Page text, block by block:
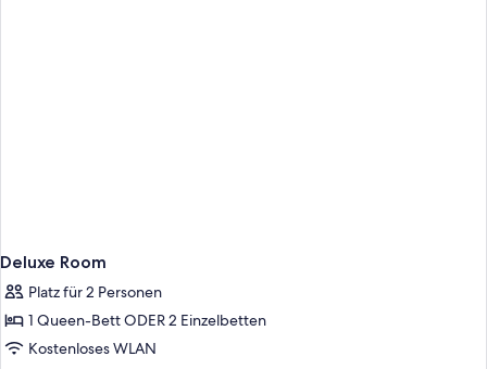
Deluxe Room
Platz für 2 Personen
1 Queen-Bett ODER 2 Einzelbetten
Kostenloses WLAN